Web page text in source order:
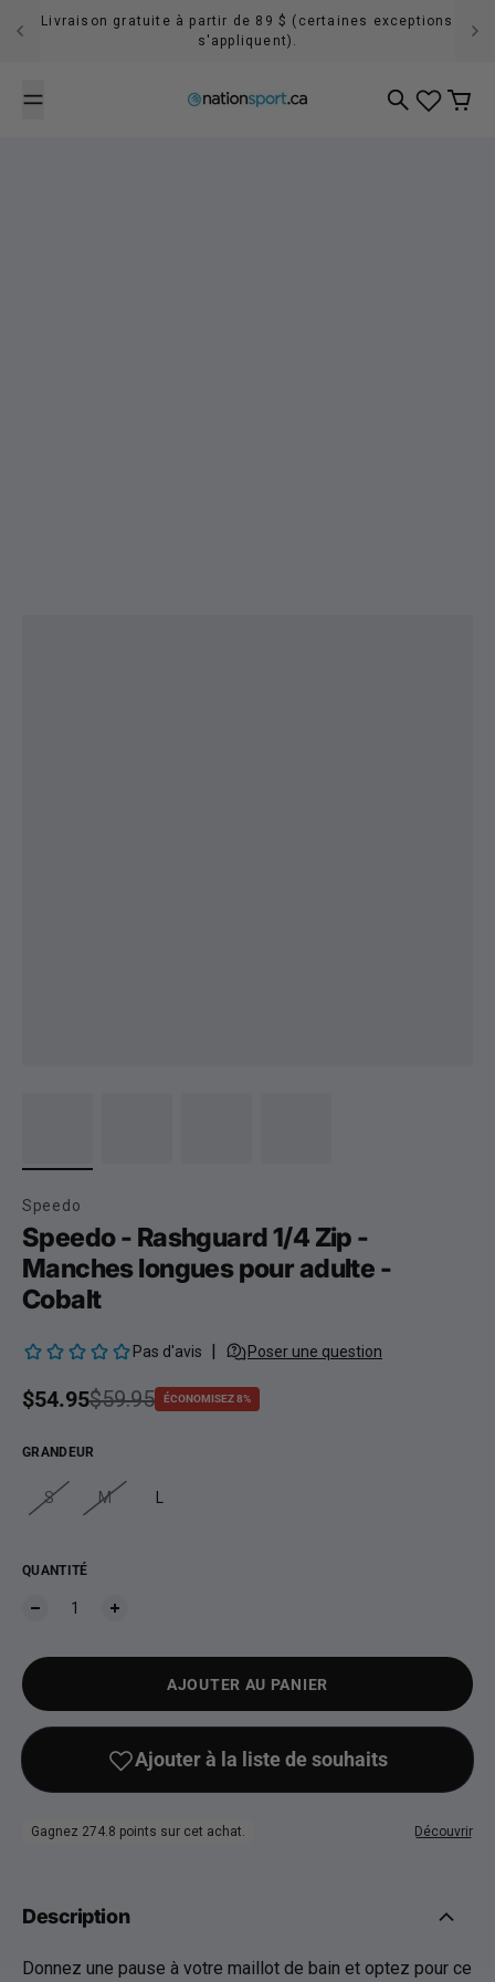
Passer au contenu
Livraison gratuite à partir de 89 $ (certaines exceptions
s'appliquent).
RecherchePanier
Speedo
Speedo - Rashguard 1/4 Zip -
Manches longues pour adulte -
Cobalt
Prix soldé
$54.95
Prix habituel
$59.95 ÉCONOMISEZ 8%
GRANDEUR
S M
QUANTITÉ
AJOUTER AU PANIER
Description
Donnez une pause à votre maillot de bain et optez pour ce